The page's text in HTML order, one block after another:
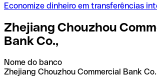
Economize dinheiro em transferências
Zhejiang Chouzhou
Bank Co.,
Nome do banco
Zhejiang Chouzhou Commercial Bank